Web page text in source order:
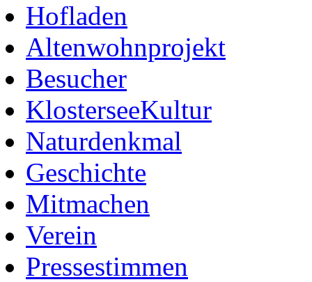
Hofladen
Altenwohnprojekt
Besucher
KlosterseeKultur
Naturdenkmal
Geschichte
Mitmachen
Verein
Pressestimmen